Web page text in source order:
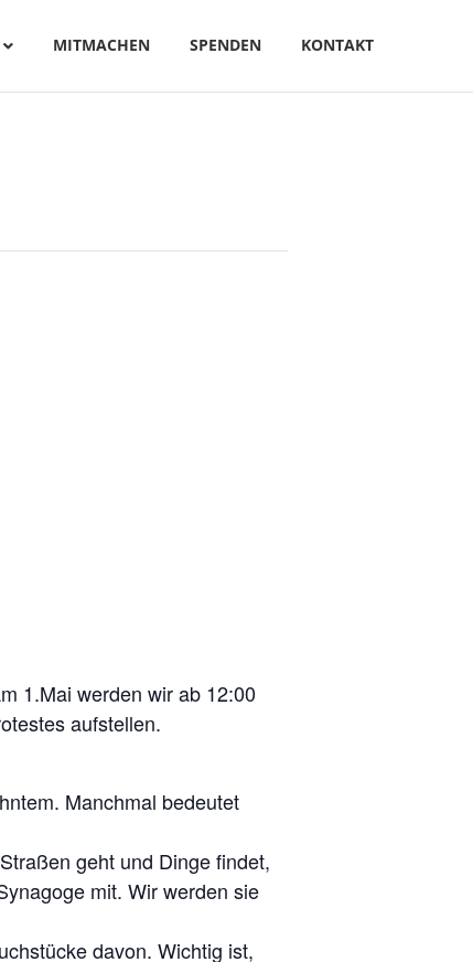
MITMACHEN SPENDEN KONTAKT
1.Mai werden wir ab 12:00
aufstellen.
Manchmal bedeutet
geht und Dinge findet,
mit. Wir werden sie
davon. Wichtig ist,